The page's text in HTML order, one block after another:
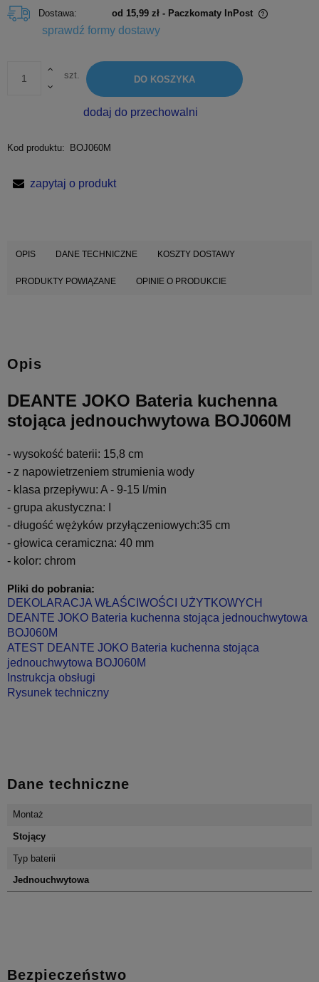
Dostawa: od 15,99 zł - Paczkomaty InPost
Cena nie zawiera ewentualnych kosztów płatności
sprawdź formy dostawy
szt. DO KOSZYKA
dodaj do przechowalni
Kod produktu: BOJ060M
zapytaj o produkt
OPIS DANE TECHNICZNE KOSZTY DOSTAWY
PRODUKTY POWIĄZANE OPINIE O PRODUKCIE
Opis
DEANTE JOKO Bateria kuchenna
stojąca jednouchwytowa BOJ060M
- wysokość baterii: 15,8 cm
- z napowietrzeniem strumienia wody
- klasa przepływu: A - 9-15 l/min
- grupa akustyczna: I
- długość wężyków przyłączeniowych:35 cm
- głowica ceramiczna: 40 mm
- kolor: chrom
Pliki do pobrania:
DEKOLARACJA WŁAŚCIWOŚCI UŻYTKOWYCH
DEANTE JOKO Bateria kuchenna stojąca jednouchwytowa
BOJ060M
ATEST DEANTE JOKO Bateria kuchenna stojąca
jednouchwytowa BOJ060M
Instrukcja obsługi
Rysunek techniczny
Dane techniczne
Montaż
Stojący
Typ baterii
Jednouchwytowa
Bezpieczeństwo